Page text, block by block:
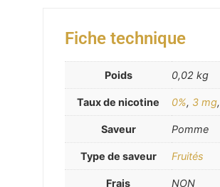
Fiche technique
Poids 0,02 kg
Taux de nicotine 0%, 3 mg,
Saveur Pomme
Type de saveur Fruités
Frais NON